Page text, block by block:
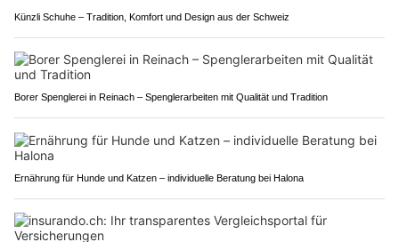
Künzli Schuhe – Tradition, Komfort und Design aus der Schweiz
Borer Spenglerei in Reinach – Spenglerarbeiten mit Qualität und Tradition
Ernährung für Hunde und Katzen – individuelle Beratung bei Halona